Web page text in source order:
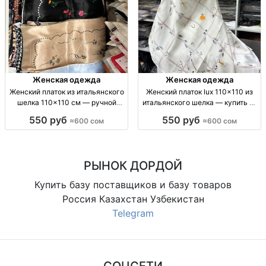
Женская одежда
Женский платок из итальянского
шелка 110×110 см — ручной
110×110 см, ручной подгиб, пр-
550 руб ≈600 сом
Женская одежда
Женский платок lux 110×110 из
итальянского шелка — купить за
110×110 см, ручн. подгиб, пр-во
550 руб ≈600 сом
РЫНОК ДОРДОЙ
Купить базу поставщиков и базу товаров
Россия Казахстан Узбекистан
Telegram